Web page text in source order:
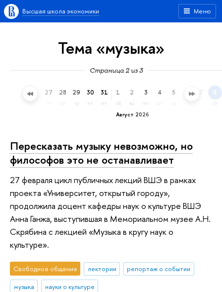
Меню
Высшая школа экономики
Тема «музыка»
Страница 2 из 3
26 27 28 29
ср
30
чт
31
пт
Август 2026
1
сб
2
вс
3
пн
4 5 6 7 8
сб
Пересказать музыку невозможно, но
философов это не останавливает
27 февраля цикл публичных лекций ВШЭ в рамках
проекта «Университет, открытый городу»,
продолжила доцент кафедры наук о культуре ВШЭ
Анна Ганжа, выступившая в Мемориальном музее А.Н.
Скрябина с лекцией «Музыка в кругу наук о
культуре».
Свободное общение лектории
репортаж о событии
музыка
науки о культуре